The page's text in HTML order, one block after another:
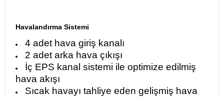
Havalandırma Sistemi
4 adet hava giriş kanalı
2 adet arka hava çıkışı
İç EPS kanal sistemi ile optimize edilmiş
hava akışı
Sıcak havayı tahliye eden gelişmiş hava